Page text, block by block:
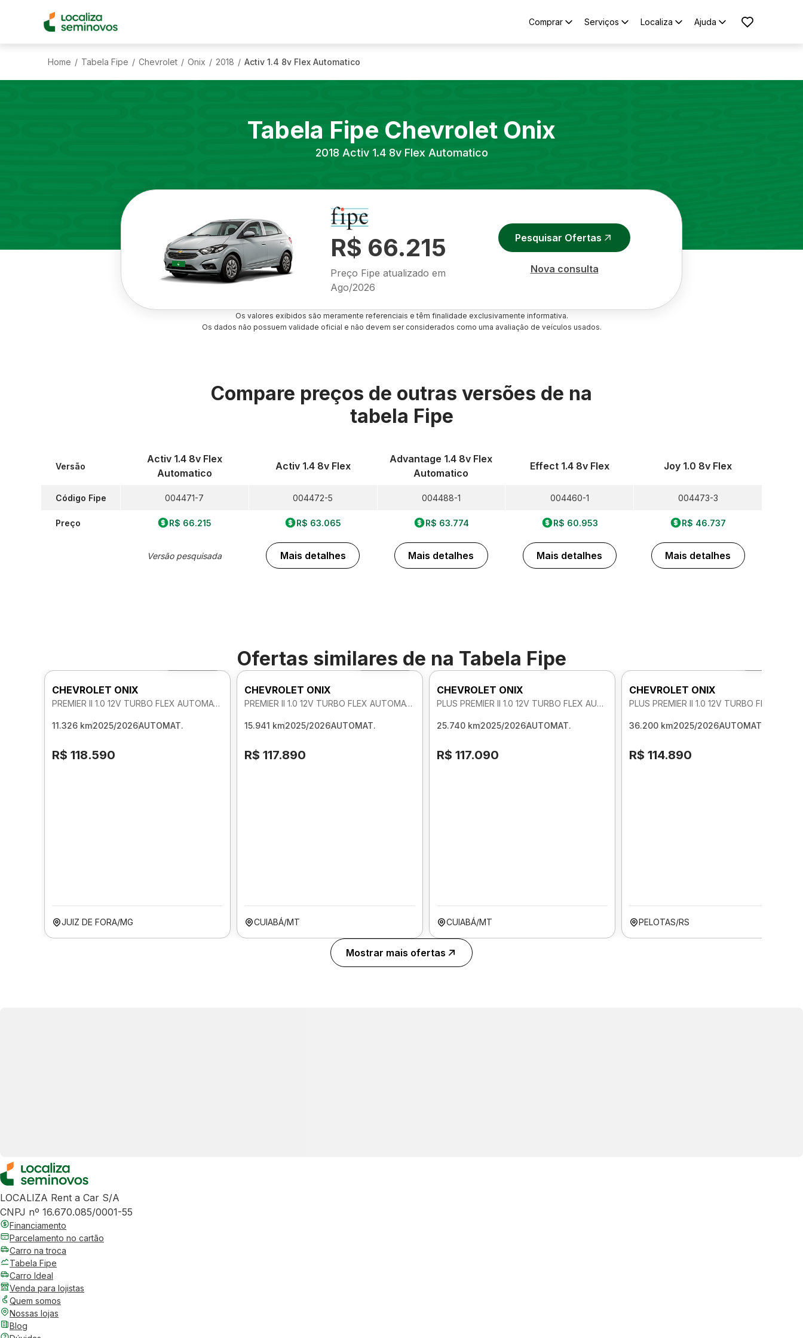
Comprar Serviços Localiza Ajuda
Home / Tabela Fipe / Chevrolet / Onix / 2018 / Activ 1.4 8v Flex Automatico
Tabela Fipe Chevrolet Onix
2018 Activ 1.4 8v Flex Automatico
R$ 66.215
Preço Fipe atualizado em
Ago/2026
Pesquisar Ofertas
Nova consulta
Os valores exibidos são meramente referenciais e têm finalidade exclusivamente informativa.
Os dados não possuem validade oficial e não devem ser considerados como uma avaliação de veículos usados.
Compare preços de outras versões de na
tabela Fipe
Versão
Código Fipe
Preço
Activ 1.4 8v Flex
Automatico
004471-7
R$ 66.215
Versão pesquisada
Activ 1.4 8v Flex
004472-5
R$ 63.065
Mais detalhes
Advantage 1.4 8v Flex
Automatico
004488-1
R$ 63.774
Mais detalhes
Effect 1.4 8v Flex
004460-1
R$ 60.953
Mais detalhes
Joy 1.0 8v Flex
004473-3
R$ 46.737
Mais detalhes
Ofertas similares de na Tabela Fipe
CHEVROLET ONIX
PREMIER II 1.0 12V TURBO FLEX AUTOMATICO
11.326 km2025/2026AUTOMAT.
R$ 118.590
JUIZ DE FORA/MG
Foto 360º
CHEVROLET ONIX
PREMIER II 1.0 12V TURBO FLEX AUTOMATICO
15.941 km2025/2026AUTOMAT.
R$ 117.890
CUIABÁ/MT
CHEVROLET ONIX
PLUS PREMIER II 1.0 12V TURBO FLEX AUTOMATICO
25.740 km2025/2026AUTOMAT.
R$ 117.090
CUIABÁ/MT
CHEVROLET ONIX
36.200 km2025/2026AUTOMAT.
R$ 114.890
PELOTAS/RS
Mostrar mais ofertas
LOCALIZA Rent a Car S/A
CNPJ nº 16.670.085/0001-55
Financiamento
Parcelamento no cartão
Carro na troca
Tabela Fipe
Carro Ideal
Venda para lojistas
Quem somos
Nossas lojas
Blog